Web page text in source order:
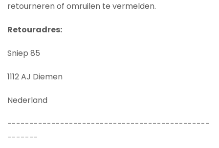
retourneren of omruilen te vermelden.
Retouradres:
Sniep 85
1112 AJ Diemen
Nederland
----------------------------------------------
-------